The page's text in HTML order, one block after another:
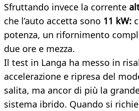
Sfruttando invece la corrente
che l’auto accetta sono 11 kW:
potenza, un rifornimento
due ore e mezza.
Il test in Langa ha messo in
accelerazione e ripresa del
salita, ma ancor di più la
sistema ibrido. Quando si